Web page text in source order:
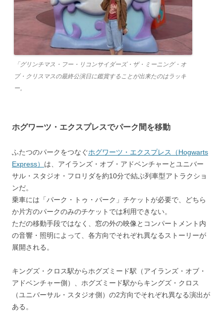
「グリンチマス・フー・リコンサイダーズ・ザ・ミーニング・オ
ブ・クリスマスの最終公演日に鑑賞することが出来たのはラッキ
ー。
ホグワーツ・エクスプレスでパーク間を移動
ふたつのパークをつなぐホグワーツ・エクスプレス（Hogwarts
Express） は、アイランズ・オブ・アドベンチャーとユニバー
サル・スタジオ・フロリダを約10分で結ぶ列車型アトラクショ
ンだ。
乗車には「パーク・トゥ・パーク」チケットが必要で、どちら
か片方のパークのみのチケットでは利用できない。
ただの移動手段ではなく、窓の外の映像とコンパートメント内
の音響・照明によって、各方向でそれぞれ異なるストーリーが
展開される。
キングズ・クロス駅からホグズミード駅（アイランズ・オブ・
アドベンチャー側）、ホグズミード駅からキングズ・クロス
（ユニバーサル・スタジオ側）の2方向でそれぞれ異なる演出が
ある。